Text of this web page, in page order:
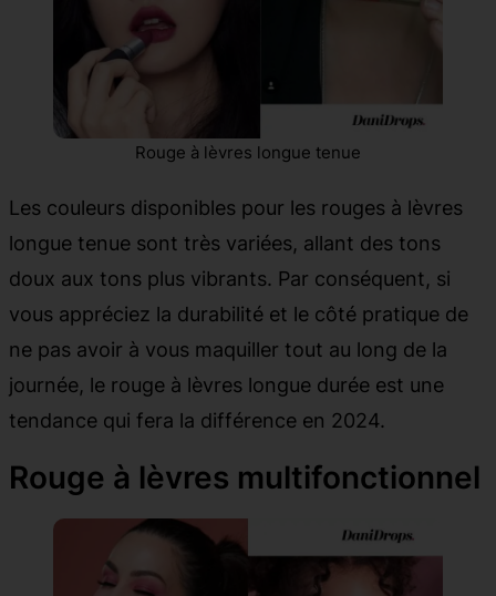
Rouge à lèvres longue tenue
Les couleurs disponibles pour les rouges à lèvres
longue tenue sont très variées, allant des tons
doux aux tons plus vibrants. Par conséquent, si
vous appréciez la durabilité et le côté pratique de
ne pas avoir à vous maquiller tout au long de la
journée, le rouge à lèvres longue durée est une
tendance qui fera la différence en 2024.
Rouge à lèvres multifonctionnel